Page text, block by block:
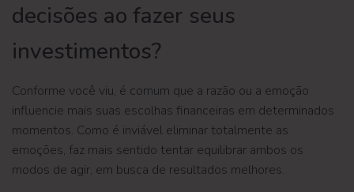
decisões ao fazer seus
investimentos?
Conforme você viu, é comum que a razão ou a emoção
influencie mais suas escolhas financeiras em determinados
momentos. Como é inviável eliminar totalmente as
emoções, faz mais sentido tentar equilibrar ambos os
modos de agir, em busca de resultados melhores.